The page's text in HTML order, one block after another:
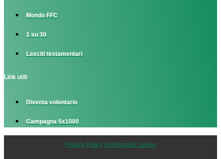
Mondo FFC
1 su 30
Lasciti testamentari
Link utili
Diventa volontario
Campagna 5x1000
Privacy Policy | Informativa cookie